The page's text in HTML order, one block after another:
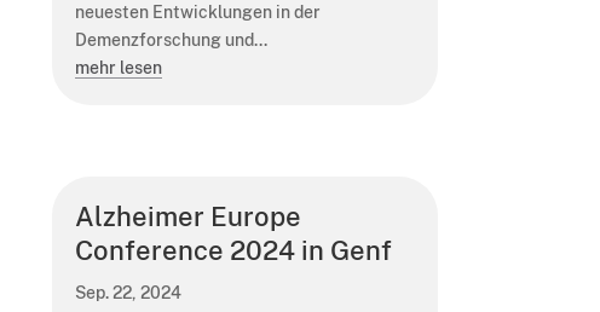
neuesten Entwicklungen in der
Demenzforschung und...
mehr lesen
Alzheimer Europe
Conference 2024 in Genf
Sep. 22, 2024